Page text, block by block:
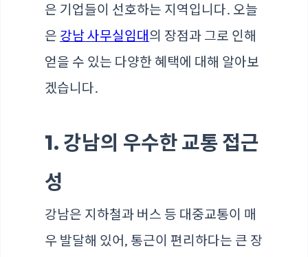
은 기업들이 선호하는 지역입니다. 오늘
은 강남 사무실임대 의 장점과 그로 인해
얻을 수 있는 다양한 혜택에 대해 알아보
겠습니다.
1. 강남의 우수한 교통 접근
성
강남은 지하철과 버스 등 대중교통이 매
우 발달해 있어, 통근이 편리하다는 큰 장